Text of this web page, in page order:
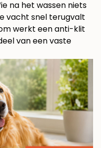
na het wassen niets
vacht snel terugvalt
werkt een anti-klit
van een vaste